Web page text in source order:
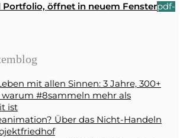
pdf-
mit allen Sinnen: 3 Jahre, 300+
warum #8sammeln mehr als
ist
Über das Nicht-Handeln